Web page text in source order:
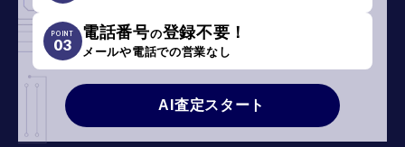
POINT
03
電話番号の登録不要！
メールや電話での営業なし
AI査定スタート